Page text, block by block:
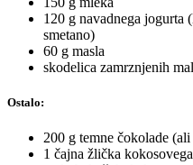
120 g navadnega jogurta
smetano)
60 g masla
skodelica zamrznjenih
Ostalo:
200 g temne čokolade
1 čajna žlička